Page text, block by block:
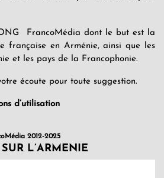
FrancoMédia dont le but est la
française en Arménie, ainsi que les
et les pays de la Francophonie.
écoute pour toute suggestion.
d’utilisation
2012-2025
L’ARMENIE